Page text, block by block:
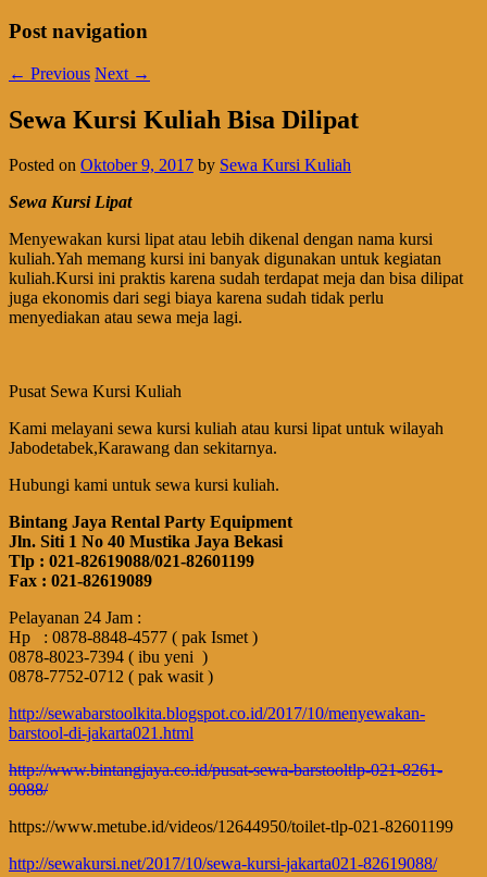
Post navigation
← Previous Next →
Sewa Kursi Kuliah Bisa Dilipat
Posted on Oktober 9, 2017 by Sewa Kursi Kuliah
Sewa Kursi Lipat
Menyewakan kursi lipat atau lebih dikenal dengan nama kursi
kuliah.Yah memang kursi ini banyak digunakan untuk kegiatan
kuliah.Kursi ini praktis karena sudah terdapat meja dan bisa dilipat
juga ekonomis dari segi biaya karena sudah tidak perlu
menyediakan atau sewa meja lagi.
Pusat Sewa Kursi Kuliah
Kami melayani sewa kursi kuliah atau kursi lipat untuk wilayah
Jabodetabek,Karawang dan sekitarnya.
Hubungi kami untuk sewa kursi kuliah.
Bintang Jaya Rental Party Equipment
Jln. Siti 1 No 40 Mustika Jaya Bekasi
Tlp : 021-82619088/021-82601199
Fax : 021-82619089
Pelayanan 24 Jam :
Hp : 0878-8848-4577 ( pak Ismet )
0878-8023-7394 ( ibu yeni )
0878-7752-0712 ( pak wasit )
http://sewabarstoolkita.blogspot.co.id/2017/10/menyewakan-
barstool-di-jakarta021.html
http://www.bintangjaya.co.id/pusat-sewa-barstooltlp-021-8261-
9088/
https://www.metube.id/videos/12644950/toilet-tlp-021-82601199
http://sewakursi.net/2017/10/sewa-kursi-jakarta021-82619088/